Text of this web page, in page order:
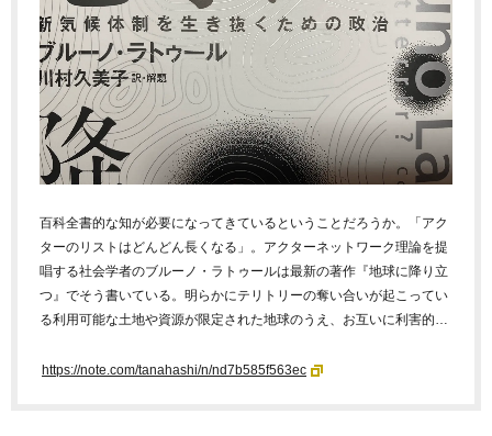
百科全書的な知が必要になってきているということだろうか。「アク
ターのリストはどんどん長くなる」。アクターネットワーク理論を提
唱する社会学者のブルーノ・ラトゥールは最新の著作『地球に降り立
つ』でそう書いている。明らかにテリトリーの奪い合いが起こってい
る利用可能な土地や資源が限定された地球のうえ、お互いに利害的…
https://note.com/tanahashi/n/nd7b585f563ec